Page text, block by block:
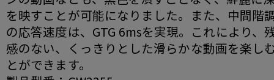
を映すことが可能になりました。また、中間階
の応答速度は、GTG 6msを実現。これにより、
感のない、くっきりとした滑らかな動画を楽し
とができます。